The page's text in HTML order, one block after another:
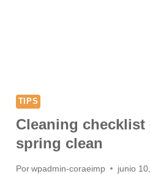
TIPS
Cleaning checklist
spring clean
Por wpadmin-coraeimp junio